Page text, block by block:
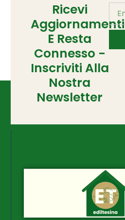
Ricevi
Aggiornamenti
E Resta
Connesso -
Inscriviti Alla
Nostra
Newsletter